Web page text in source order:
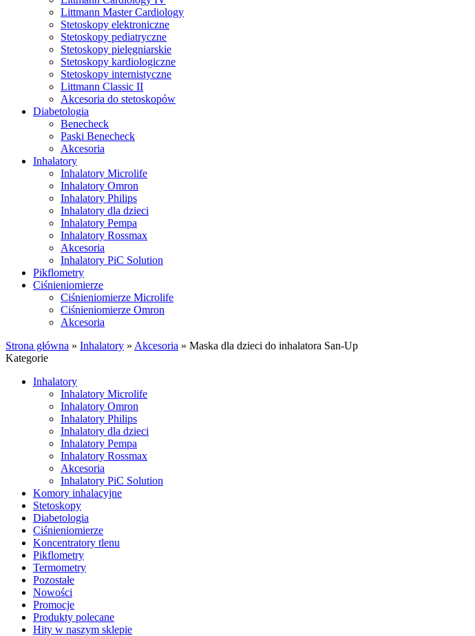
Littmann Master Cardiology
Stetoskopy elektroniczne
Stetoskopy pediatryczne
Stetoskopy pielęgniarskie
Stetoskopy kardiologiczne
Stetoskopy internistyczne
Littmann Classic II
Akcesoria do stetoskopów
Diabetologia
Benecheck
Paski Benecheck
Akcesoria
Inhalatory
Inhalatory Microlife
Inhalatory Omron
Inhalatory Philips
Inhalatory dla dzieci
Inhalatory Pempa
Inhalatory Rossmax
Akcesoria
Inhalatory PiC Solution
Pikflometry
Ciśnieniomierze
Ciśnieniomierze Microlife
Ciśnieniomierze Omron
Akcesoria
Strona główna » Inhalatory » Akcesoria » Maska dla dzieci do inhalatora San-Up
Kategorie
Inhalatory
Inhalatory Microlife
Inhalatory Omron
Inhalatory Philips
Inhalatory dla dzieci
Inhalatory Pempa
Inhalatory Rossmax
Akcesoria
Inhalatory PiC Solution
Komory inhalacyjne
Stetoskopy
Diabetologia
Ciśnieniomierze
Koncentratory tlenu
Pikflometry
Termometry
Pozostałe
Nowości
Promocje
Produkty polecane
Hity w naszym sklepie